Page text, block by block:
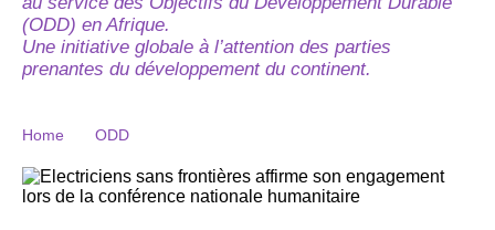
(ODD) en Afrique.
Une initiative globale à l’attention des parties
prenantes du développement du continent.
Home ODD